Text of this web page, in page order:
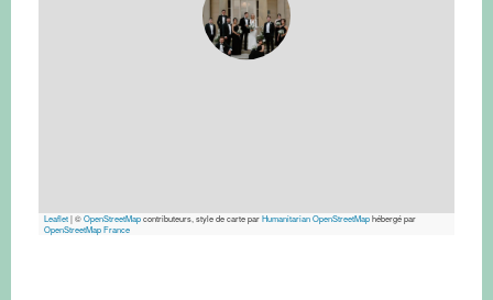
Leaflet|©OpenStreetMapcontributeurs, style de carte parHumanitarian OpenStreetMaphébergé par
OpenStreetMap France